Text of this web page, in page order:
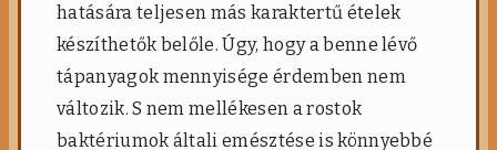
hatására teljesen más karaktertű ételek
készíthetők belőle. Úgy, hogy a benne lévő
tápanyagok mennyisége érdemben nem
változik. S nem mellékesen a rostok
baktériumok általi emésztése is könnyebbé